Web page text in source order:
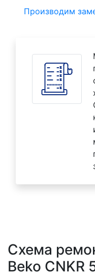
Производим
Схема
Beko CNKR